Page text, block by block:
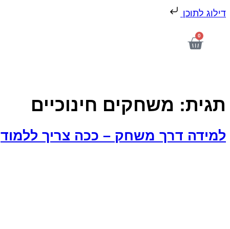
דילוג לתוכן
0
תגית: משחקים חינוכיים
למידה דרך משחק – ככה צריך ללמוד